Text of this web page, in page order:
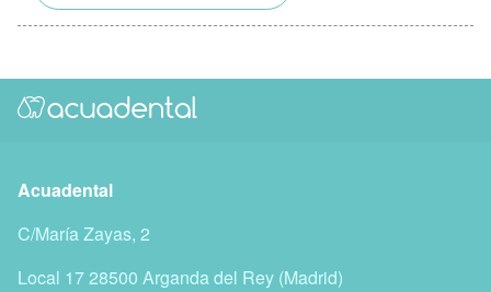
Acuadental
C/María Zayas, 2
Local 1728500 Arganda del Rey (Madrid)